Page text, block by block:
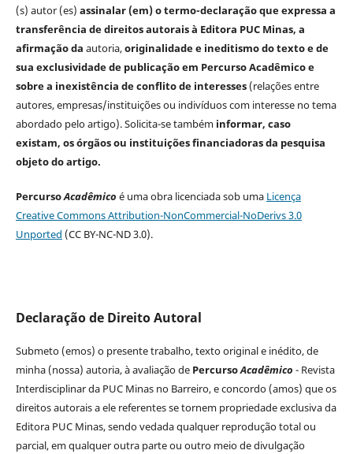
(s) autor (es) assinalar (em)o termo-declaração que expressa a
transferência de direitos autorais à Editora PUC Minas, a
afirmaçãoda autoria,originalidade e ineditismo do texto e de
sua exclusividade de publicação em Percurso Acadêmico e
sobre a inexistência de conflito de interesses(relações entre
autores, empresas/instituições ou indivíduos com interesse no tema
abordado pelo artigo). Solicita-se também informar, caso
existam, os órgãos ou instituições financiadoras da pesquisa
objeto do artigo.
PercursoAcadêmico é uma obra licenciada sob uma Licença
Creative Commons Attribution-NonCommercial-NoDerivs 3.0
Unported (CC BY-NC-ND 3.0).
Declaração de Direito Autoral
Submeto (emos) o presente trabalho, texto original e inédito, de
minha (nossa) autoria, à avaliação de PercursoAcadêmico - Revista
Interdisciplinar da PUC Minas no Barreiro, e concordo (amos) que os
direitos autorais a ele referentes se tornem propriedade exclusiva da
Editora PUC Minas, sendo vedada qualquer reprodução total ou
parcial, em qualquer outra parte ou outro meio de divulgação